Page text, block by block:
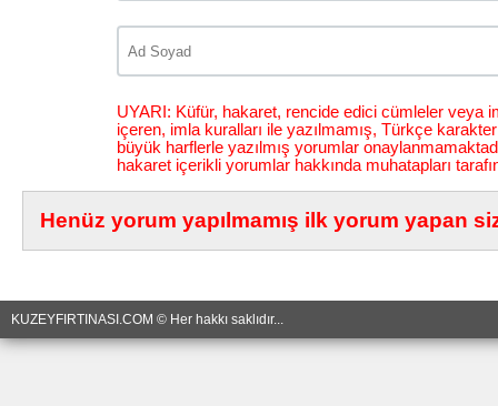
UYARI: Küfür, hakaret, rencide edici cümleler veya
içeren, imla kuralları ile yazılmamış, Türkçe
büyük harflerle yazılmış yorumlar
hakaret içerikli yorumlar hakkında muhatapları
Henüz yorum yapılmamış ilk yorum yapan
KUZEYFIRTINASI.COM © Her hakkı saklıdır...